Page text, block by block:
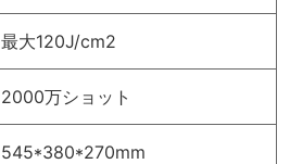
最大120J/cm2
2000万ショット
545*380*270mm